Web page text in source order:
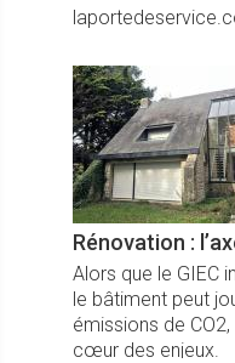
Rénovation :
Alors que le GIEC
le bâtiment peut
émissions de
cœur des enjeux.